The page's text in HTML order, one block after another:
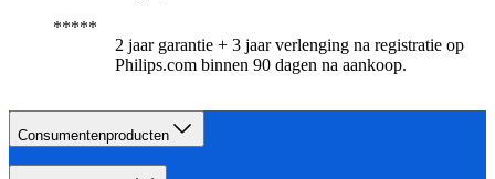
2 jaar garantie + 3 jaar verlenging na registratie op
Philips.com binnen 90 dagen na aankoop.​
Consumentenproducten